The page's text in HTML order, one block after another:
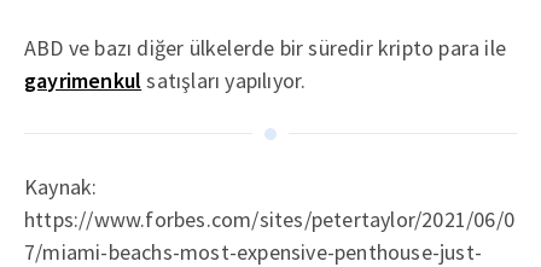
ABD ve bazı diğer ülkelerde bir süredir kripto para ile
gayrimenkul satışları yapılıyor.
Kaynak:
https://www.forbes.com/sites/petertaylor/2021/06/0
7/miami-beachs-most-expensive-penthouse-just-